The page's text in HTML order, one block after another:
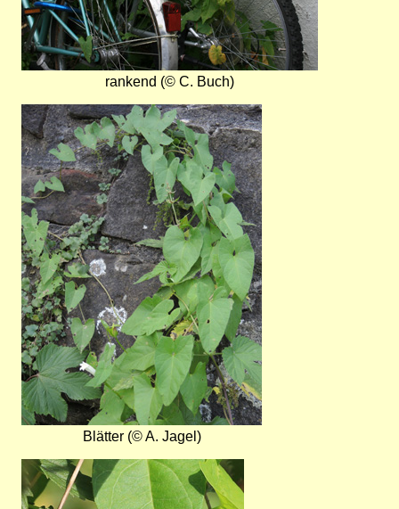
rankend (© C. Buch)
Bild
Blätter (© A. Jagel)
Bild